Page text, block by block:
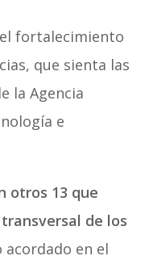
fortalecimiento
que sienta las
la Agencia
e
otros 13 que
de los
acordado en el